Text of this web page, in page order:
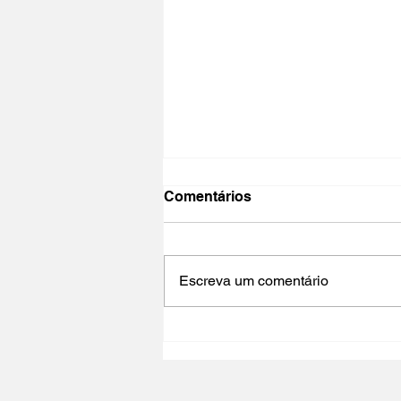
Comentários
Escreva um comentário